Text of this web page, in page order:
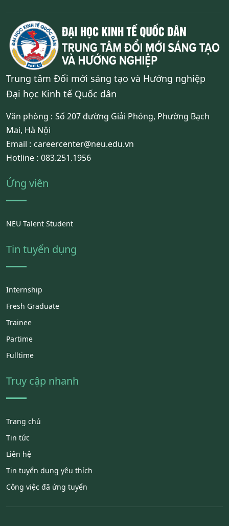
Trung tâm Đối mới sáng tạo và Hướng nghiệp
Đại học Kinh tế Quốc dân
Văn phòng : Số 207 đường Giải Phóng, Phường Bạch
Mai, Hà Nội
Email : careercenter@neu.edu.vn
Hotline : 083.251.1956
Ứng viên
NEU Talent Student
Tin tuyển dụng
Internship
Fresh Graduate
Trainee
Partime
Fulltime
Truy cập nhanh
Trang chủ
Tin tức
Liên hệ
Tin tuyển dụng yêu thích
Công việc đã ứng tuyển